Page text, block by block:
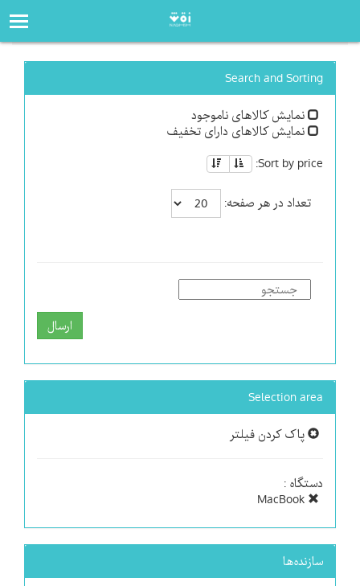
Search and Sorting
نمایش کالاهای ناموجود
نمایش کالاهای دارای تخفیف
Sort by price:
تعداد در هر صفحه:
ارسال
Selection area
پاک کردن فیلتر
دستگاه :
سازنده‌ها